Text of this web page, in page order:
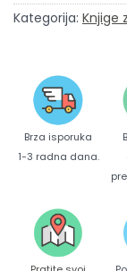
Kategorija: Knjige
Brza isporuka
1-3 radna dana.